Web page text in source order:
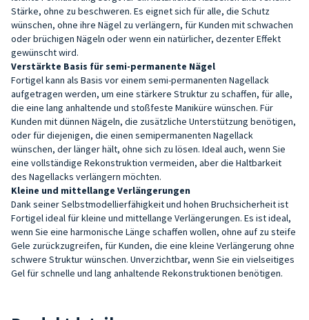
Stärke, ohne zu beschweren. Es eignet sich für alle, die Schutz
wünschen, ohne ihre Nägel zu verlängern, für Kunden mit schwachen
oder brüchigen Nägeln oder wenn ein natürlicher, dezenter Effekt
gewünscht wird.
Verstärkte Basis für semi-permanente Nägel
Fortigel kann als Basis vor einem semi-permanenten Nagellack
aufgetragen werden, um eine stärkere Struktur zu schaffen, für alle,
die eine lang anhaltende und stoßfeste Maniküre wünschen. Für
Kunden mit dünnen Nägeln, die zusätzliche Unterstützung benötigen,
oder für diejenigen, die einen semipermanenten Nagellack
wünschen, der länger hält, ohne sich zu lösen. Ideal auch, wenn Sie
eine vollständige Rekonstruktion vermeiden, aber die Haltbarkeit
des Nagellacks verlängern möchten.
Kleine und mittellange Verlängerungen
Dank seiner Selbstmodellierfähigkeit und hohen Bruchsicherheit ist
Fortigel ideal für kleine und mittellange Verlängerungen. Es ist ideal,
wenn Sie eine harmonische Länge schaffen wollen, ohne auf zu steife
Gele zurückzugreifen, für Kunden, die eine kleine Verlängerung ohne
schwere Struktur wünschen. Unverzichtbar, wenn Sie ein vielseitiges
Gel für schnelle und lang anhaltende Rekonstruktionen benötigen.